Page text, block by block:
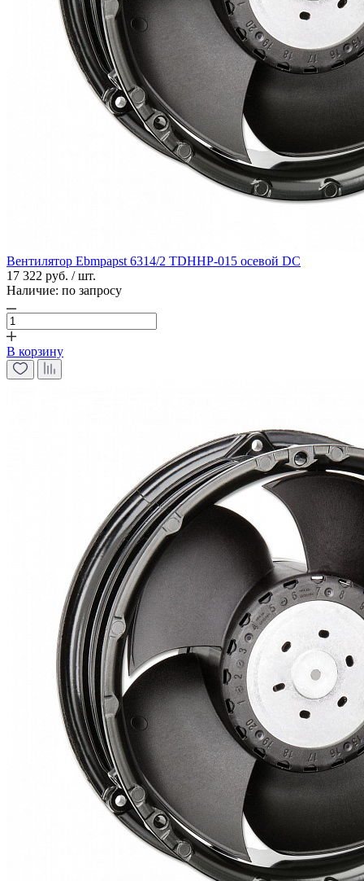
Вентилятор Ebmpapst 6314/2 TDHHP-015 осевой DC
17 322 руб. / шт.
Наличие: по запросу
В корзину